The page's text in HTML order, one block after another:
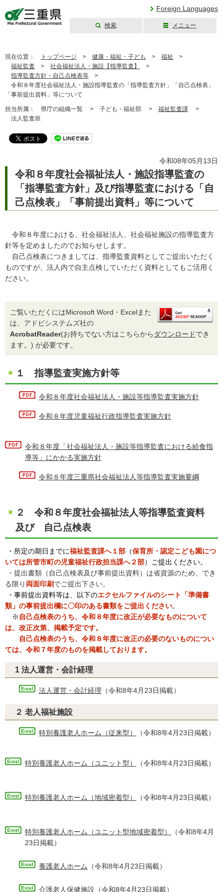
Foreign Languages
検索 メニュー
現在位置： トップページ > 健康・福祉・子ども > 福祉 >
福祉監査 > 社会福祉法人・施設【指導監査】
>
指導監査方針・自己点検表等 >
令和８年度社会福祉法人・施設指導監査の「指導監査方針」「自己点検表」
「事前提出資料」等について
担当所属： 県庁の組織一覧 > 子ども・福祉部 > 福祉監査課 >
法人監査班
令和08年05月13日
令和８年度社会福祉法人・施設指導監査の
「指導監査方針」及び指導監査における「自
己点検表」「事前提出資料」等について
令和８年度における、社会福祉法人、社会福祉施設の指導監査方
針等を定めましたのでお知らせします。
自己点検表につきましては、指導監査資料としてご提出いただく
ものですが、法人内で自主点検していただく資料としてもご活用く
ださい。
ご覧いただくにはMicrosoft Word・Excelまた
は、アドビシステムズ社の
AcrobatReader(お持ちでない方はこちらから ダウンロードでき
ます。) が必要です。
１ 指導監査実施方針等
令和８年度社会福祉法人・施設等指導監査実施方針
令和８年度児童福祉行政指導監査実施方針
令和８年度「社会福祉法人・施設等指導監査における給食指
導等」にかかる実施方針
令和８年度三重県社会福祉法人等指導監査実施要綱
２ 令和８年度社会福祉法人等指導監査資料
及び 自己点検表
・ 所定の期日までに福祉監査課へ１部 （保育所・認定こども園につ
いては所管市町の児童福祉行政担当課へ２部）ご提出ください。
・提出書類（自己点検表及び事前提出資料）は省資源のため、でき
る限り 両面印刷でご提出下さい。
・事前提出資料等は、以下のエクセルファイルのシート「準備書
類」の事前提出欄に〇印のある書類をご提出ください。
※ 自己点検表のうち、令和８年度に改正が必要なものについて
は、改正次第、掲載予定です。
自己点検表のうち、令和８年度に改正の必要のないものについ
ては、令和７年度のものを掲載しております。
1 法人運営・会計経理
法人運営・会計経理 （令和8年4月23日掲載）
２ 老人福祉施設
特別養護老人ホーム（従来型） （令和8年4月23日掲載）
特別養護老人ホーム（ユニット型） （令和8年4月23日掲載）
特別養護老人ホーム（地域密着型） （令和8年4月23日掲載）
特別養護老人ホーム（ユニット型地域密着型）
（令和8年4月
23日掲載）
養護老人ホーム （令和8年4月23日掲載）
介護老人保健施設 （令和8年4月23日掲載）